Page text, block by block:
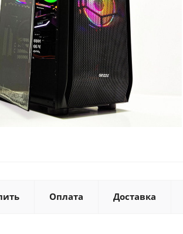
Оплата Доставка